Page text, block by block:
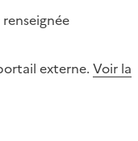
externe. Voir la